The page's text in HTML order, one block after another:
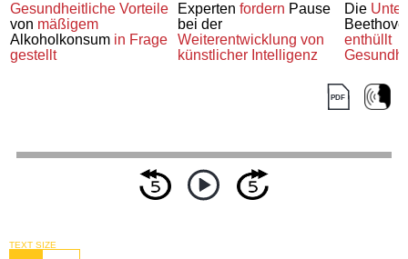
Gesundheitliche Vorteile
von mäßigem
Alkoholkonsum in Frage
gestellt
Experten fordern Pause
bei der
Weiterentwicklung von
künstlicher Intelligenz
Die
enthüllt
TEXT SIZE